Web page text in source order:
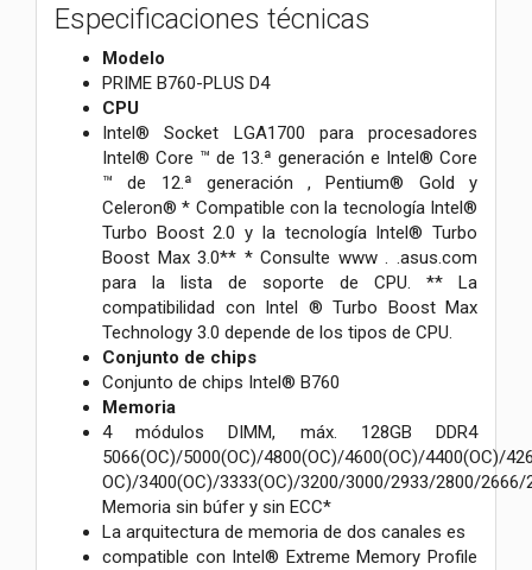
Especificaciones técnicas
Modelo
PRIME B760-PLUS D4
CPU
Intel® Socket LGA1700 para procesadores
Intel® Core ™ de 13.ª generación e Intel® Core
™ de 12.ª generación , Pentium® Gold y
Celeron® * Compatible con la tecnología Intel®
Turbo Boost 2.0 y la tecnología Intel® Turbo
Boost Max 3.0** * Consulte www . .asus.com
para la lista de soporte de CPU. ** La
compatibilidad con Intel ® Turbo Boost Max
Technology 3.0 depende de los tipos de CPU.
Conjunto de chips
Conjunto de chips Intel® B760
Memoria
4 módulos DIMM, máx. 128GB DDR4
5066(OC)/5000(OC)/4800(OC)/4600(OC)/4400(OC)/
OC)/3400(OC)/3333(OC)/3200/3000/2933/2800/2666/
Memoria sin búfer y sin ECC*
La arquitectura de memoria de dos canales es
compatible con Intel® Extreme Memory Profile